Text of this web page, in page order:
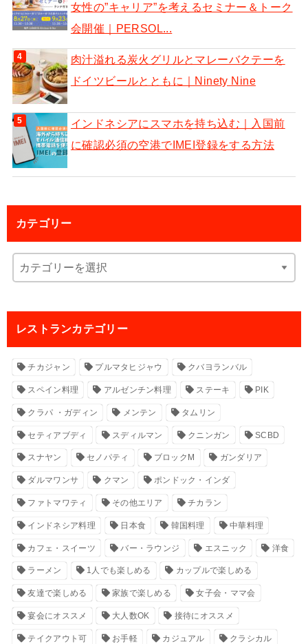
女性の”キャリア”を考えるセミナー＆トーク
会開催｜PERSOL...
肉汁溢れる炭火グリルとマレーバクテーを
ドイツビールとともに｜Ninety Nine
インドネシアにスマホを持ち込む｜入国前
に確認必須の空港でIMEI登録をする方法
カテゴリー
レストランカテゴリー
チカジャン プルマタヒジャウ クバヨランバル
スペイン料理 アルゼンチン料理 ステーキ PIK
クラパ ・ガディン メンテン タムリン
セティアブディ スディルマン クニンガン SCBD
スナヤン セノパティ ブロックM ガンダリア
ダルマワンサ クマン ポンドック・インダ
ファトマワティ その他エリア チカラン
インドネシア料理 日本食 韓国料理 中華料理
カフェ・スイーツ バー・ラウンジ エスニック 洋食
ラーメン 1人でも楽しめる カップルで楽しめる
友達で楽しめる 家族で楽しめる 女子会・ママ会
宴会にオススメ 大人数OK 接待にオススメ
テイクアウト可 お手軽 カジュアル クラシカル